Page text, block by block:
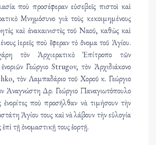
ποὺ προσέφεραν εὐσεβεῖς πιστοὶ καὶ
Μνημόσυνο γιὰ τοὺς κεκοιμημένους
καὶ ἀνακαινιστὲς τοῦ Ναοῦ, καθὼς καὶ
ἱερεῖς ποὺ ἔφεραν τὸ ὄνομα τοῦ Ἁγίου.
τὸν Ἀρχιερατικὸ Ἐπίτροπο τῶν
Γεώργιο Strugov, τὸν Ἀρχιδιάκονο
τὸν Λαμπαδάριο τοῦ Χοροῦ κ. Γεώργιο
Ἀναγνώστη Δρ. Γεώργιο Παναγιωτόπουλο
ἐνορίτες ποὺ προσῆλθαν νὰ τιμήσουν τὴν
Ἁγίου τους καὶ νὰ λάβουν τὴν εὐλογία
τῇ ὀνομαστικῇ τους ἑορτῇ.